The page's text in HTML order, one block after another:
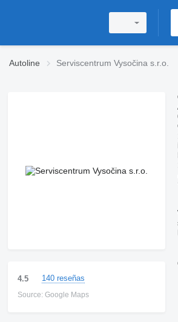
Autoline Serviscentrum Vysočina s.r.o.
4.5 140 reseñas
Source: Google Maps